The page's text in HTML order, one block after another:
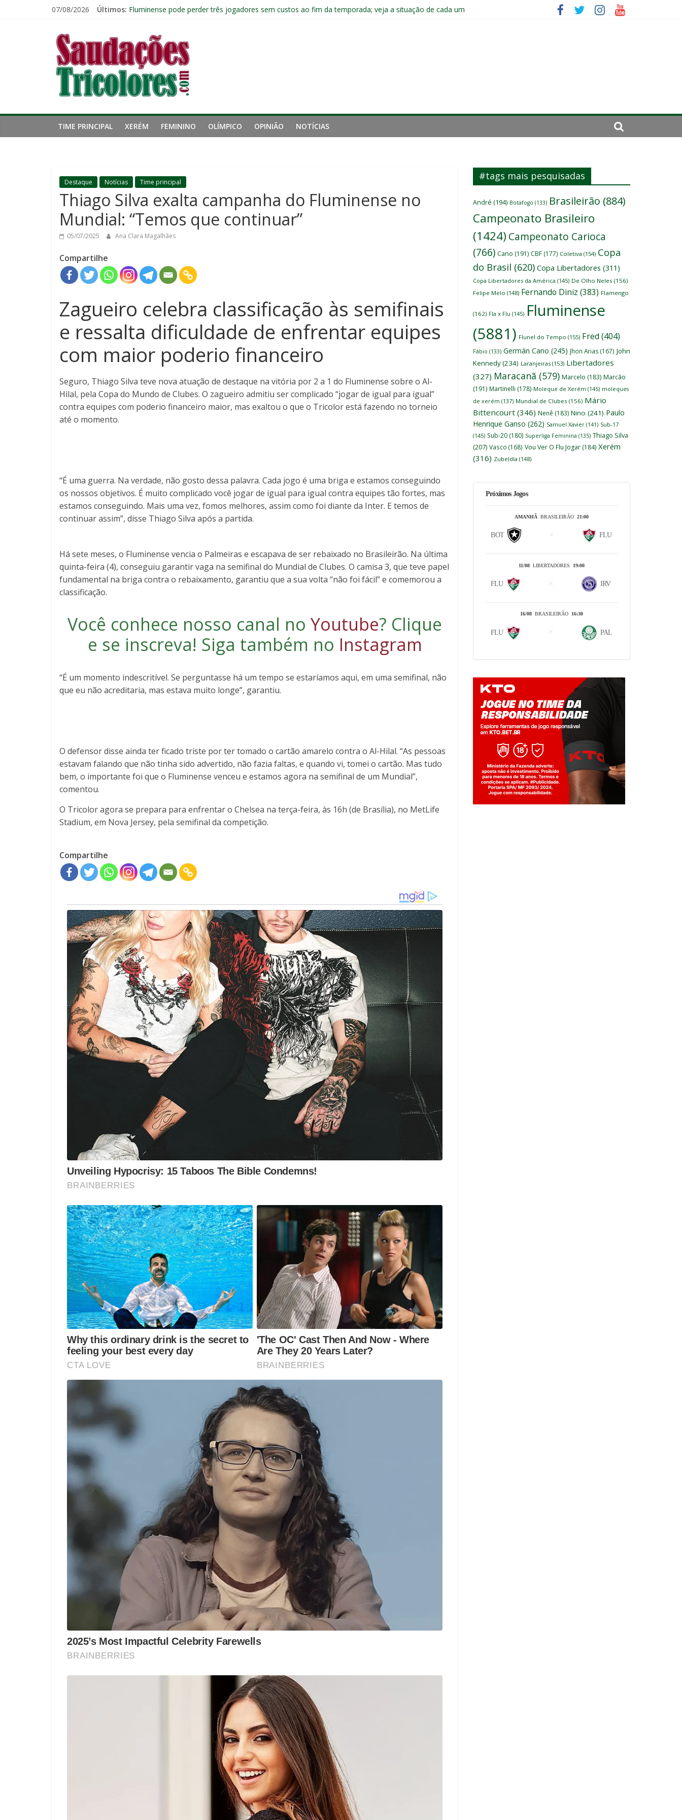
07/08/2026 Últimos: Ventania no Rio: Fluminense vai fechar sede de Laranjeiras a partir das 12h desta sexta
Fluminense renova contrato com Ruan Sales
Kauã Elias desperta interesse de gigantes da Inglaterra; Fluminense possui 10% dos direitos econômicos do atacante
Saudações
Tricolores
TIME PRINCIPAL XERÉM FEMININO OLÍMPICO OPINIÃO NOTÍCIAS
Destaque Notícias Time principal
Thiago Silva exalta campanha do Fluminense no
Mundial: “Temos que continuar”
05/07/2025 Ana Clara Magalhães
Compartilhe
Zagueiro celebra classificação às semifinais
e ressalta dificuldade de enfrentar equipes
com maior poderio financeiro
Seguro, Thiago Silva teve nova atuação de destaque na vitória por 2 a 1 do Fluminense sobre o Al-
Hilal, pela Copa do Mundo de Clubes. O zagueiro admitiu ser complicado “jogar de igual para igual”
contra equipes com poderio financeiro maior, mas exaltou o que o Tricolor está fazendo no torneio
até o momento.
“É uma guerra. Na verdade, não gosto dessa palavra. Cada jogo é uma briga e estamos conseguindo
os nossos objetivos. É muito complicado você jogar de igual para igual contra equipes tão fortes, mas
estamos conseguindo. Mais uma vez, fomos melhores, assim como foi diante da Inter. E temos de
continuar assim”, disse Thiago Silva após a partida.
Há sete meses, o Fluminense vencia o Palmeiras e escapava de ser rebaixado no Brasileirão. Na última
quinta-feira (4), conseguiu garantir vaga na semifinal do Mundial de Clubes. O camisa 3, que teve papel
fundamental na briga contra o rebaixamento, garantiu que a sua volta “não foi fácil” e comemorou a
classificação.
Você conhece nosso canal no Youtube? Clique
e se inscreva! Siga também no Instagram
“É um momento indescritível. Se perguntasse há um tempo se estaríamos aqui, em uma semifinal, não
que eu não acreditaria, mas estava muito longe”, garantiu.
O defensor disse ainda ter ficado triste por ter tomado o cartão amarelo contra o Al-Hilal. “As pessoas
estavam falando que não tinha sido advertido, não fazia faltas, e quando vi, tomei o cartão. Mas tudo
bem, o importante foi que o Fluminense venceu e estamos agora na semifinal de um Mundial”,
comentou.
O Tricolor agora se prepara para enfrentar o Chelsea na terça-feira, às 16h (de Brasília), no MetLife
Stadium, em Nova Jersey, pela semifinal da competição.
Compartilhe
#tags mais pesquisadas
André (194) Botafogo (133) Brasileirão (884)
Campeonato Brasileiro
(1424) Campeonato Carioca
(766) Cano (191) CBF (177) Coletiva (154) Copa
do Brasil (620) Copa Libertadores (311)
Copa Libertadores da América (145) De Olho Neles (156)
Felipe Melo (148) Fernando Diniz (383) Flamengo
(162) Fla x Flu (145) Fluminense
(5881) Flunel do Tempo (155) Fred (404)
Fábio (133) Germán Cano (245) Jhon Arias (167) John
Kennedy(234) Laranjeiras (153) Libertadores
(327) Maracanã (579) Marcelo (183) Marcão
(191) Martinelli (178) Moleque de Xerém (145) moleques
de xerém (137) Mundial de Clubes (156) Mário
Bittencourt (346) Nenê (183) Nino (241) Paulo
Henrique Ganso (262) Samuel Xavier (141) Sub-17
(145) Sub-20 (180) Superliga Feminina (135) Thiago Silva
(207) Vasco (168) Vou Ver O Flu Jogar (184) Xerém
(316) Zubeldía (148)
Próximos Jogos
AMANHÃ BRASILEIRÃO 21:00
BOT FLU
11/08 LIBERTADORES 19:00
FLU IRV
16/08 BRASILEIRÃO 16:30
FLU PAL
Jogue com responsabilidade. 18+